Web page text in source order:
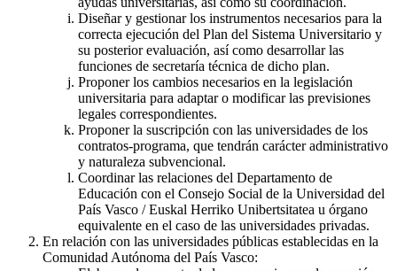
Diseñar y gestionar los instrumentos necesarios para la
correcta ejecución del Plan del Sistema Universitario y
su posterior evaluación, así como desarrollar las
funciones de secretaría técnica de dicho plan.
Proponer los cambios necesarios en la legislación
universitaria para adaptar o modificar las previsiones
legales correspondientes.
Proponer la suscripción con las universidades de los
contratos-programa, que tendrán carácter administrativo
y naturaleza subvencional.
Coordinar las relaciones del Departamento de
Educación con el Consejo Social de la Universidad del
País Vasco / Euskal Herriko Unibertsitatea u órgano
equivalente en el caso de las universidades privadas.
En relación con las universidades públicas establecidas en la
Comunidad Autónoma del País Vasco: